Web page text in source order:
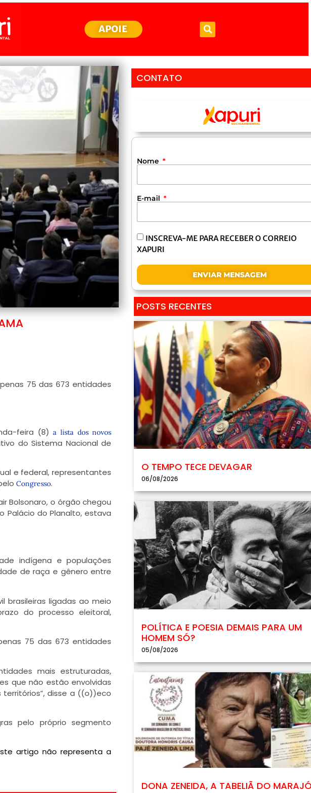
APOIE
75 das 673 entidades
feira (8)a lista dos novos
do Sistema Nacional de
e federal, representantes
Congresso.
Bolsonaro, o órgão chegou
Palácio do Planalto, estava
indígena e populações
de raça e gênero entre
brasileiras ligadas ao meio
do processo eleitoral,
75 das 673 entidades
mais estruturadas,
que não estão envolvidas
disse a ((o))eco
pelo próprio segmento
artigo não representa a
CONTATO
Nome
E-mail
INSCREVA-ME PARA RECEBER O CORREIO
XAPURI
ENVIAR MENSAGEM
POSTS RECENTES
O TEMPO TECE DEVAGAR
06/08/2026
POLÍTICA E POESIA DEMAIS PARA UM
HOMEM SÓ?
05/08/2026
DONA ZENEIDA, A TABELIÃ DO